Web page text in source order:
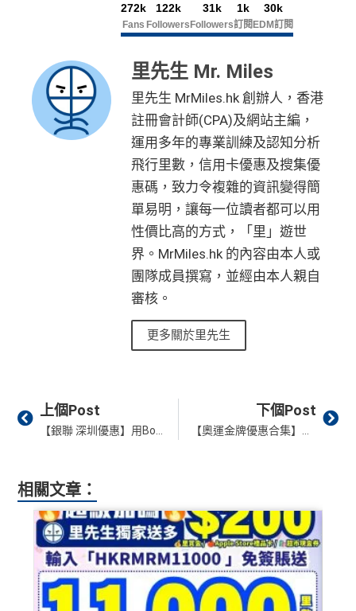
272k
Fans
122k
Followers
31k
Followers
1k
訂閱
30k
EDM訂閱
里先生 Mr. Miles
里先生 MrMiles.hk 創辦人，香港
註冊會計師(CPA)及網站主編，
運用多年的專業訓練及認知分析
飛行里數，信用卡優惠及搜集優
惠碼，致力令複雜的資訊變得簡
單易明，讓每一位讀者都可以用
性價比高的方式，「里」遊世
界。MrMiles.hk 的內容由本人或
團隊成員撰寫，並經由本人親自
審核。
更多關於里先生
Prev
上個Post 下個Post
相關文章：